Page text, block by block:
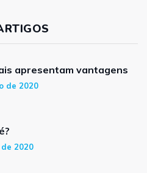
apresentam vantagens
de 2020
2020